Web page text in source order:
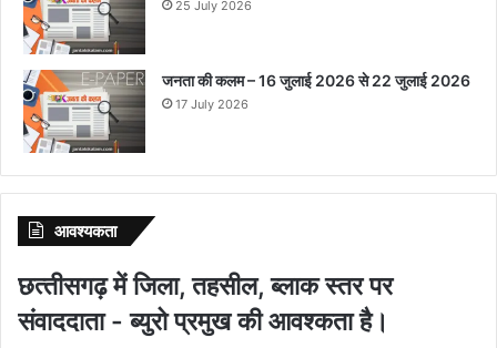
25 July 2026
जनता की कलम – 16 जुलाई 2026 से 22 जुलाई 2026
17 July 2026
आवश्‍यकता
छत्‍तीसगढ़ में जिला, तहसील, ब्‍लाक स्‍तर पर
संवाददाता - ब्‍युरो प्रमुख की आवश्‍कता है।